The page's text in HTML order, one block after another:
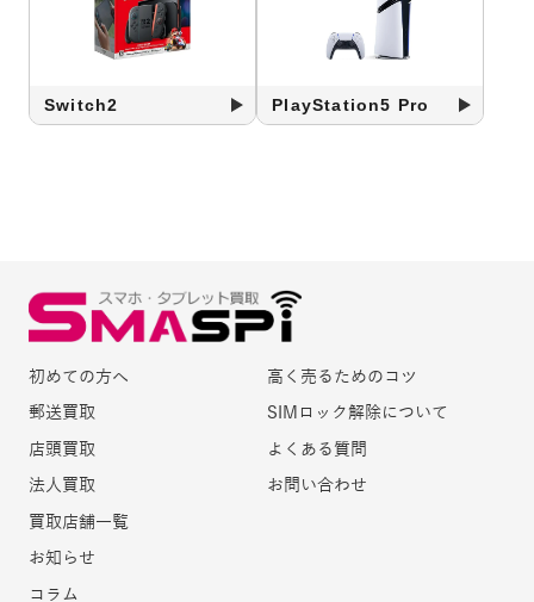
Switch2 PlayStation5 Pro
初めての方へ
郵送買取
店頭買取
法人買取
買取店舗一覧
お知らせ
コラム
高く売るためのコツ
SIMロック解除について
よくある質問
お問い合わせ